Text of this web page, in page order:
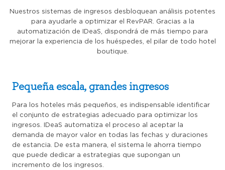
Nuestros sistemas de ingresos desbloquean análisis potentes
para ayudarle a optimizar el RevPAR. Gracias a la
automatización de IDeaS, dispondrá de más tiempo para
mejorar la experiencia de los huéspedes, el pilar de todo hotel
boutique.
Pequeña escala, grandes ingresos
Para los hoteles más pequeños, es indispensable identificar
el conjunto de estrategias adecuado para optimizar los
ingresos. IDeaS automatiza el proceso al aceptar la
demanda de mayor valor en todas las fechas y duraciones
de estancia. De esta manera, el sistema le ahorra tiempo
que puede dedicar a estrategias que supongan un
incremento de los ingresos.